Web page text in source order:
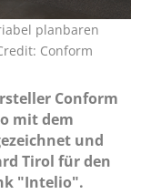
planbaren
Conform
Conform
mit dem
und
Tirol für den
"Intelio".